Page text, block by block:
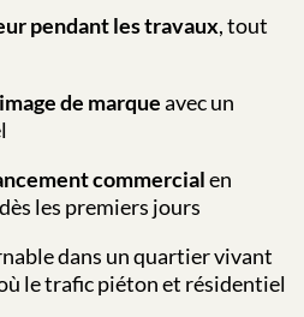
pendant les travaux, tout
de marqueavec un
commercialen
les premiers jours
dans un quartier vivant
le trafic piéton et résidentiel